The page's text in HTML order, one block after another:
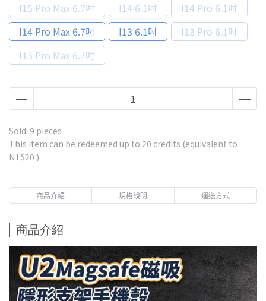
I15 Pro Max 6.7吋
I14 6.1吋
I14 Pro 6.1吋
I14 Pro Max 6.7吋
I13 6.1吋
I13 Pro 6.1吋
I13 Pro Max 6.7吋
Sold: 9 pieces
This item can be redeemed up to 20 credits (equivalent to
NT$20 )
商品介紹 規格說明 運送方式
商品介紹